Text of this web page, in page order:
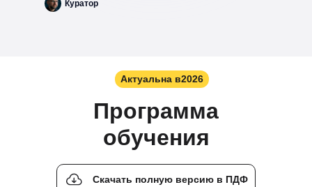
Куратор
Программа
обучения
Скачать полную версию в ПДФ
Актуальна в2026